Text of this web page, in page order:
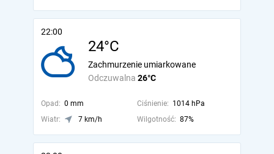
22:00
24°C
Odczuwalna 26°C
Zachmurzenie umiarkowane
Opad: 0 mm Ciśnienie: 1014 hPa
Wiatr:
7 km/h Wilgotność: 87%